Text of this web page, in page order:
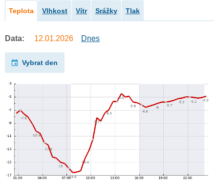
Teplota Vlhkost Vítr Srážky Tlak
Data: 12.01.2026 Dnes
Vybrat den